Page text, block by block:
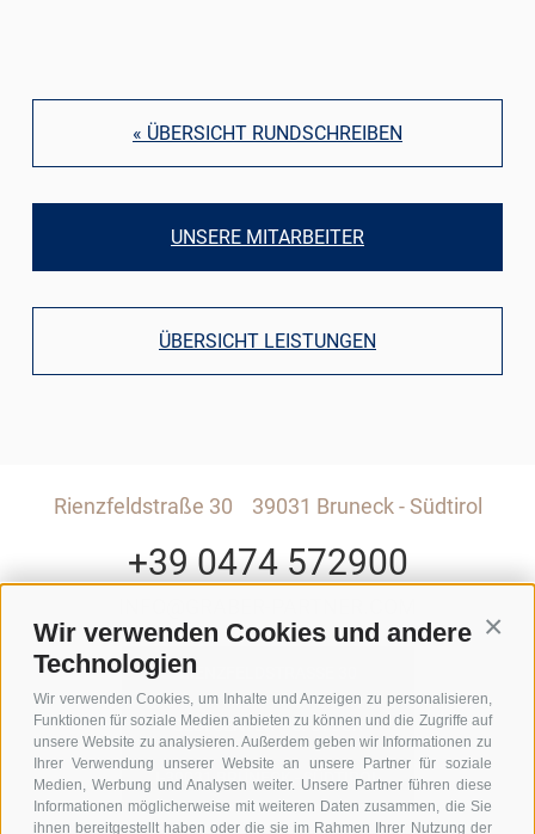
Wir verwenden Cookies und andere
Technologien
Wir verwenden Cookies, um Inhalte und Anzeigen zu personalisieren,
Funktionen für soziale Medien anbieten zu können und die Zugriffe auf
unsere Website zu analysieren. Außerdem geben wir Informationen zu
Ihrer Verwendung unserer Website an unsere Partner für soziale
Medien, Werbung und Analysen weiter. Unsere Partner führen diese
Informationen möglicherweise mit weiteren Daten zusammen, die Sie
ihnen bereitgestellt haben oder die sie im Rahmen Ihrer Nutzung der
« ÜBERSICHT RUNDSCHREIBEN
UNSERE MITARBEITER
ÜBERSICHT LEISTUNGEN
Rienzfeldstraße 30 39031 Bruneck - Südtirol
+39 0474 572900
RIENZFELDSTRASSE 30
GEDI CENTER – 3. STOCK
I-39031 BRUNECK - SÜDTIROL